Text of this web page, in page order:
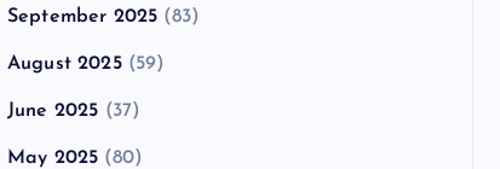
September 2025 (83)
August 2025(59)
June 2025 (37)
May 2025 (80)